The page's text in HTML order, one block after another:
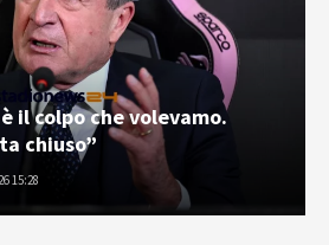
il colpo che volevamo.
chiuso”
15:28